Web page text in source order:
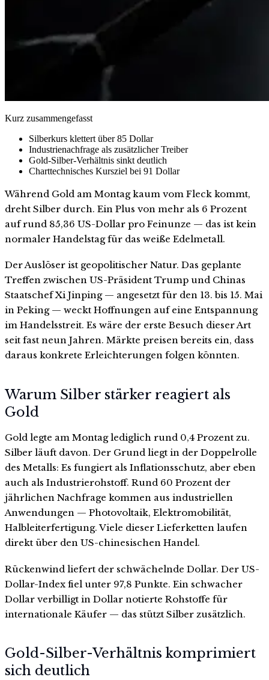
Kurz zusammengefasst
Silberkurs klettert über 85 Dollar
Industrienachfrage als zusätzlicher Treiber
Gold-Silber-Verhältnis sinkt deutlich
Charttechnisches Kursziel bei 91 Dollar
Während Gold am Montag kaum vom Fleck kommt,
dreht Silber durch. Ein Plus von mehr als 6 Prozent
auf rund 85,36 US-Dollar pro Feinunze — das ist kein
normaler Handelstag für das weiße Edelmetall.
Der Auslöser ist geopolitischer Natur. Das geplante
Treffen zwischen US-Präsident Trump und Chinas
Staatschef Xi Jinping — angesetzt für den 13. bis 15. Mai
in Peking — weckt Hoffnungen auf eine Entspannung
im Handelsstreit. Es wäre der erste Besuch dieser Art
seit fast neun Jahren. Märkte preisen bereits ein, dass
daraus konkrete Erleichterungen folgen könnten.
Warum Silber stärker reagiert als
Gold
Gold legte am Montag lediglich rund 0,4 Prozent zu.
Silber läuft davon. Der Grund liegt in der Doppelrolle
des Metalls: Es fungiert als Inflationsschutz, aber eben
auch als Industrierohstoff. Rund 60 Prozent der
jährlichen Nachfrage kommen aus industriellen
Anwendungen — Photovoltaik, Elektromobilität,
Halbleiterfertigung. Viele dieser Lieferketten laufen
direkt über den US-chinesischen Handel.
Rückenwind liefert der schwächelnde Dollar. Der US-
Dollar-Index fiel unter 97,8 Punkte. Ein schwacher
Dollar verbilligt in Dollar notierte Rohstoffe für
internationale Käufer — das stützt Silber zusätzlich.
Gold-Silber-Verhältnis komprimiert
sich deutlich